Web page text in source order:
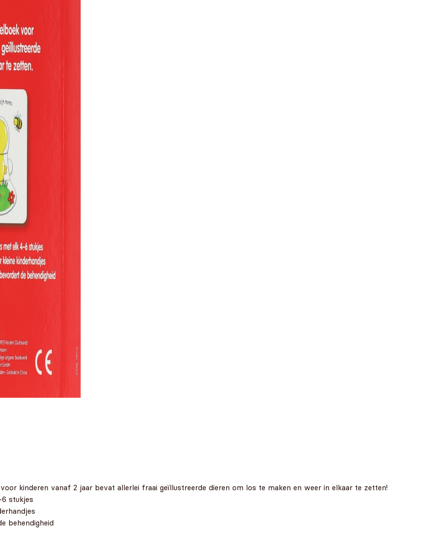
kinderen vanaf 2 jaar bevat allerlei fraai geïllustreerde dieren om los te maken en weer in elkaar te zetten!
stukjes
behendigheid